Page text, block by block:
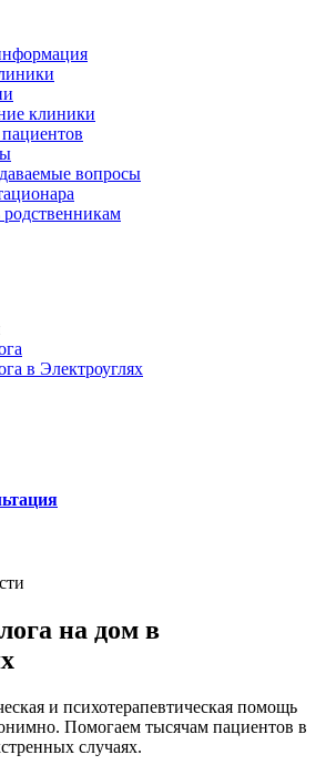
клиники
вопросы
в Электроуглях
на дом в
и психотерапевтическая помощь
Помогаем тысячам пациентов в
случаях.